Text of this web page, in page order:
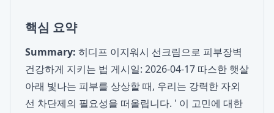
핵심 요약
Summary: 히디프 이지워시 선크림으로 피부장벽
건강하게 지키는 법 게시일: 2026-04-17 따스한 햇살
아래 빛나는 피부를 상상할 때, 우리는 강력한 자외
선 차단제의 필요성을 떠올립니다. ' 이 고민에 대한